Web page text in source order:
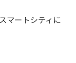
マートシティに